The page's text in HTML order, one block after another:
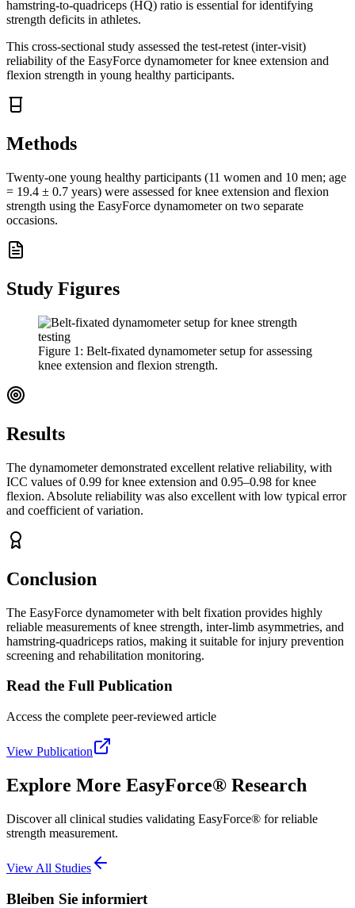
hamstring-to-quadriceps (HQ) ratio is essential for identifying
strength deficits in athletes.
This cross-sectional study assessed the test-retest (inter-visit)
reliability of the EasyForce dynamometer for knee extension and
flexion strength in young healthy participants.
Methods
Twenty-one young healthy participants (11 women and 10 men; age
= 19.4 ± 0.7 years) were assessed for knee extension and flexion
strength using the EasyForce dynamometer on two separate
occasions.
Study Figures
Figure 1 : Belt-fixated dynamometer setup for assessing
knee extension and flexion strength.
Results
The dynamometer demonstrated excellent relative reliability, with
ICC values of 0.99 for knee extension and 0.95–0.98 for knee
flexion. Absolute reliability was also excellent with low typical error
and coefficient of variation.
Conclusion
The EasyForce dynamometer with belt fixation provides highly
reliable measurements of knee strength, inter-limb asymmetries, and
hamstring-quadriceps ratios, making it suitable for injury prevention
screening and rehabilitation monitoring.
Read the Full Publication
Access the complete peer-reviewed article
View Publication
Explore More EasyForce® Research
Discover all clinical studies validating EasyForce® for reliable
strength measurement.
View All Studies
Bleiben Sie informiert